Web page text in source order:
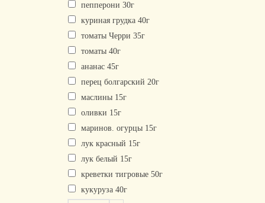
пепперони 30г
куриная грудка 40г
томаты Черри 35г
томаты 40г
ананас 45г
перец болгарский 20г
маслины 15г
оливки 15г
маринов. огурцы 15г
лук красный 15г
лук белый 15г
креветки тигровые 50г
кукуруза 40г